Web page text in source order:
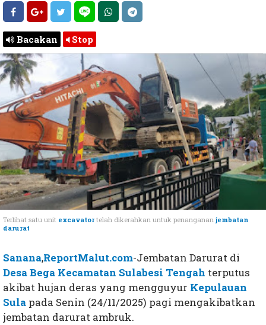
Bacakan Stop
Terlihat satu unit excavator telah dikerahkan untuk penanganan jembatan
darurat
Sanana,ReportMalut.com-Jembatan Darurat di
Desa Bega Kecamatan Sulabesi Tengah terputus
akibat hujan deras yang mengguyur Kepulauan
Sula pada Senin (24/11/2025) pagi mengakibatkan
jembatan darurat ambruk.